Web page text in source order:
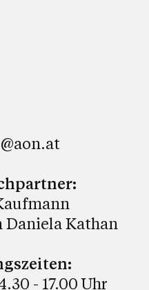
Kathan
- 17.00 Uhr